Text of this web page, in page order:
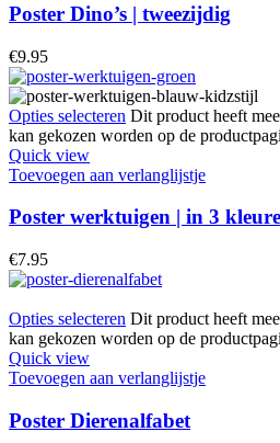
Poster Dino’s | tweezijdig
€9.95
Opties selecteren Dit product heeft
kan gekozen worden op de
Quick view
Toevoegen aan verlanglijstje
Poster werktuigen | in 3
€7.95
Opties selecteren Dit product heeft
kan gekozen worden op de
Quick view
Toevoegen aan verlanglijstje
Poster Dierenalfabet